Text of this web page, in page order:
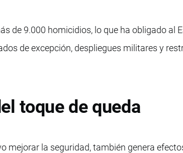
de 9.000 homicidios, lo que ha obligado al
de excepción, despliegues militares y
toque de queda
mejorar la seguridad, también genera